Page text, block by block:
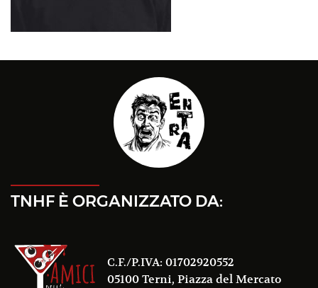
TNHF È ORGANIZZATO DA:
C.F./P.IVA: 01702920552
05100 Terni, Piazza del Mercato